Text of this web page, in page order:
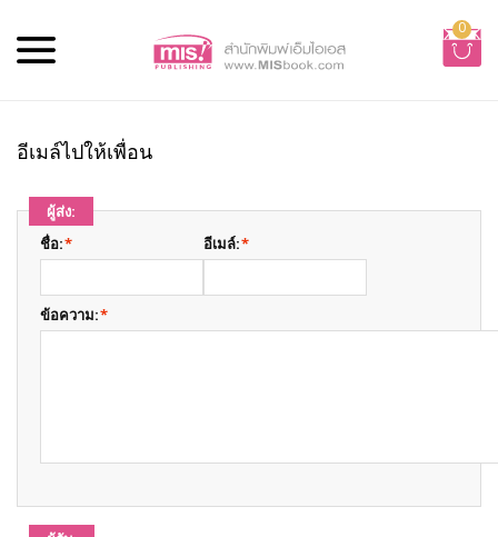
0
อีเมล์ไปให้เพื่อน
ผู้ส่ง:
*
ชื่อ: *
อีเมล์:
*
ข้อความ: